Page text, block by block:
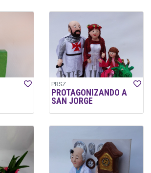
PRSZ
PROTAGONIZANDO A
SAN JORGE